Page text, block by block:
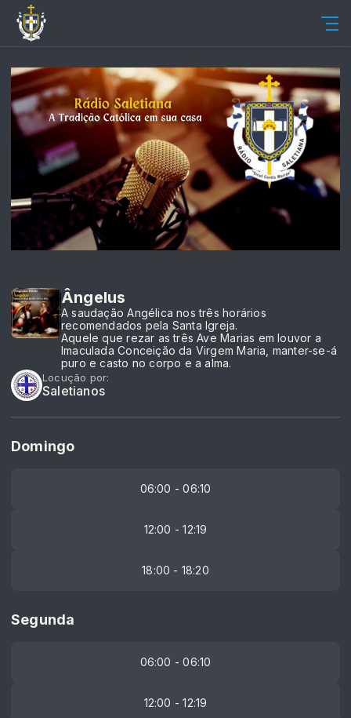
Ângelus
A saudação Angélica nos três horários
recomendados pela Santa Igreja.
Aquele que rezar as três Ave Marias em louvor a
Imaculada Conceição da Virgem Maria, manter-se-á
puro e casto no corpo e a alma.
Locução por:
Saletianos
Domingo
06:00 - 06:10
12:00 - 12:19
18:00 - 18:20
Segunda
06:00 - 06:10
12:00 - 12:19